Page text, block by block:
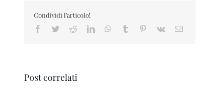
Condividi l'articolo!
Facebook
TwitterRedditLinkedInWhatsApp
Tumblr Pinterest
Vk Email
Post correlati